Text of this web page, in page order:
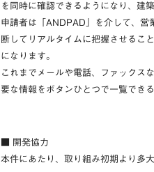
を同時に確認できるようになり、建
申請者は「ANDPAD」を介して、営
断してリアルタイムに把握させるこ
になります。
これまでメールや電話、ファックス
要な情報をボタンひとつで一覧でき
■ 開発協力
本件にあたり、取り組み初期より